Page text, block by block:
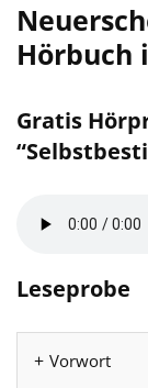
Hörbuch
Gratis
Leseprobe
Vorwort